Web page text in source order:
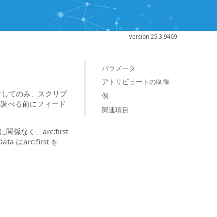
Version 25.3.9469
パラメータ
アトリビュートの制御
例
関連項目
てのみ、スクリプ
べる前にフィード
関係なく、arc:first
はarc:first を